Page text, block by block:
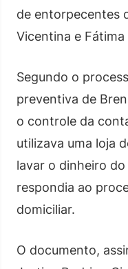
de entorpecentes
Vicentina e Fátima
Segundo o
preventiva de
o controle da
utilizava uma loja
lavar o dinheiro
respondia ao
domiciliar.
O documento,